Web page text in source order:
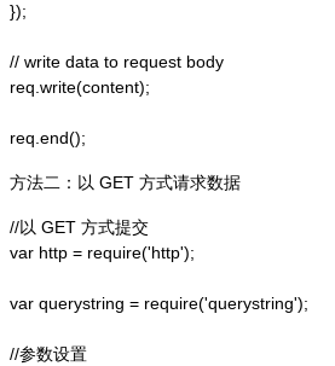
});
// write data to request body
req.write(content);
方法二：以 GET 方式请求数据
//以 GET 方式提交
var http = require('http');
var querystring = require('querystring');
//参数设置